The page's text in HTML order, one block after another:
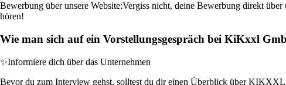
Bewerbung über unsere Website:Vergiss nicht, deine Bewerbung direkt
hören!
Wie man sich auf ein Vorstellungsgespräch bei KiKxxl
✨Informiere dich über das Unternehmen
Bevor du zum Interview gehst, solltest du dir einen Überblick über